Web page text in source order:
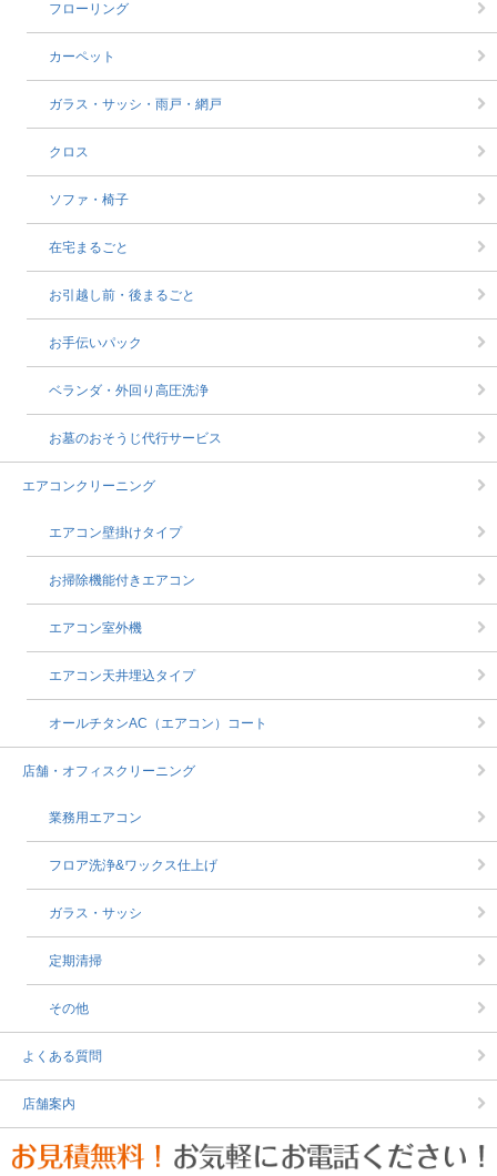
フローリング
カーペット
ガラス・サッシ・雨戸・網戸
クロス
ソファ・椅子
在宅まるごと
お引越し前・後まるごと
お手伝いパック
ベランダ・外回り高圧洗浄
お墓のおそうじ代行サービス
エアコンクリーニング
エアコン壁掛けタイプ
お掃除機能付きエアコン
エアコン室外機
エアコン天井埋込タイプ
オールチタンAC（エアコン）コート
店舗・オフィスクリーニング
業務用エアコン
フロア洗浄&ワックス仕上げ
ガラス・サッシ
定期清掃
その他
よくある質問
店舗案内